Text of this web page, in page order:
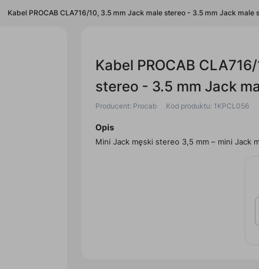
Kabel PROCAB CLA716/10, 3.5 mm Jack male stereo - 3.5 mm Jack male
Kabel PROCAB
stereo - 3.5 mm Jack
Producent: Procab Kod produktu: 1KPCL056
Opis
Mini Jack męski stereo 3,5 mm – mini Jack